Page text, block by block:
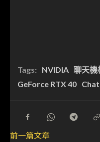
Tags: NVIDIA 聊天機
GeForce RTX 40
前一篇文章